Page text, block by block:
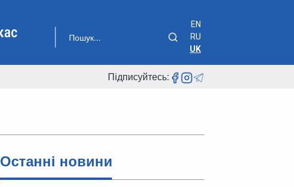
EN
RU
UK
Підписуйтесь:
Останні новини